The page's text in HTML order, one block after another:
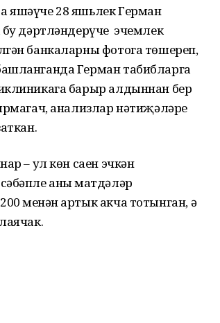
яшәүче 28 яшьлек Герман
дәртләндерүче эчемлек
банкаларны фотога төшереп,
Герман табибларга
барыр алдыннан бер
анализлар нәтиҗәләре
– ул көн саен эчкән
аның матдәләр
меңнән артык акча тотынган, ә